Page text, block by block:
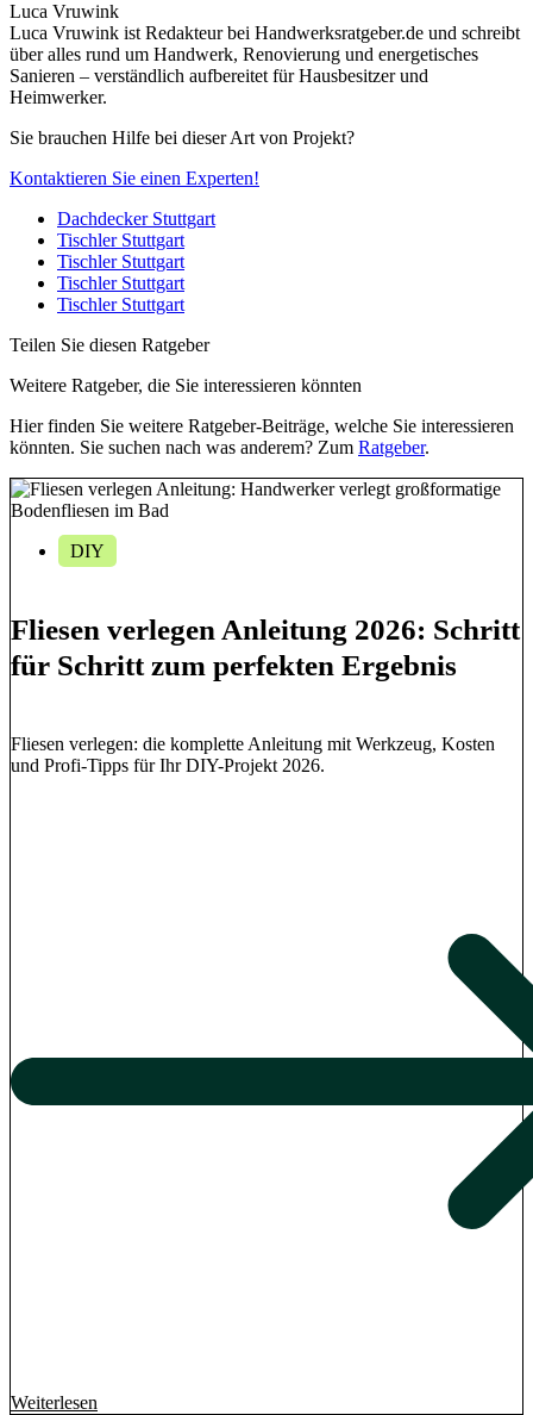
Luca Vruwink
Luca Vruwink ist Redakteur bei Handwerksratgeber.de und schreibt
über alles rund um Handwerk, Renovierung und energetisches
Sanieren – verständlich aufbereitet für Hausbesitzer und
Heimwerker.
Sie brauchen Hilfe bei dieser Art von Projekt?
Kontaktieren Sie einen Experten!
Dachdecker Stuttgart
Tischler Stuttgart
Tischler Stuttgart
Tischler Stuttgart
Tischler Stuttgart
Teilen Sie diesen Ratgeber
Weitere Ratgeber, die Sie interessieren könnten
Hier finden Sie weitere Ratgeber-Beiträge, welche Sie interessieren
könnten. Sie suchen nach was anderem? Zum Ratgeber.
DIY
Fliesen verlegen Anleitung 2026: Schritt
für Schritt zum perfekten Ergebnis
Fliesen verlegen: die komplette Anleitung mit Werkzeug, Kosten
und Profi-Tipps für Ihr DIY-Projekt 2026.
Weiterlesen